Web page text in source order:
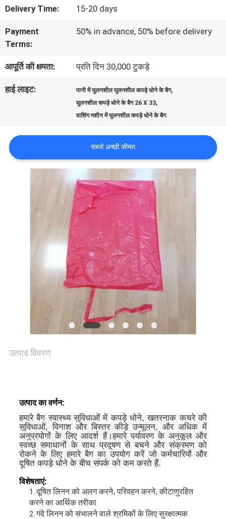
गुणवत्ता
नियंत्रण
समाचार
मांगें
साइटमैप
Delivery Time: 15-20 days
Payment
Terms:
50% in advance, 50% before delivery
आपूर्ति की क्षमता: प्रति दिन 30,000 टुकड़े
हाई लाइट: पानी में घुलनशील घुलनशील कपड़े धोने के बैग,
घुलनशील कपड़े धोने के बैग 26 X 33,
वाशिंग मशीन में घुलनशील कपड़े धोने के बैग
सबसे अच्छी कीमत
उत्पाद विवरण
उत्पाद का वर्णन:
हमारे बैग स्वास्थ्य सुविधाओं में कपड़े धोने, खतरनाक कचरे की
सुविधाओं, विनाश और बिस्तर कीड़े उन्मूलन, और अधिक में
अनुप्रयोगों के लिए आदर्श हैं।हमारे पर्यावरण के अनुकूल और
स्वच्छ समाधानों के साथ प्रदूषण से बचने और संक्रमण को
रोकने के लिए हमारे बैग का उपयोग करें जो कर्मचारियों और
दूषित कपड़े धोने के बीच संपर्क को कम करते हैं.
विशेषताएं:
दूषित लिनन को अलग करने, परिवहन करने, कीटाणुरहित
करने का आर्थिक तरीका
गंदे लिनन को संभालने वाले श्रमिकों के लिए सुरक्षात्मक